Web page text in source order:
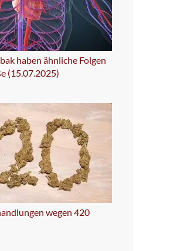
haben ähnliche Folgen
(15.07.2025)
wegen 420